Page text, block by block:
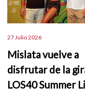
27 Julio 2026
Mislata vuelve a
disfrutar de la
LOS40 Summer